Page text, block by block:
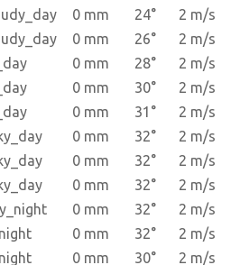
0 mm 24°
2 m/s
0 mm 26°
2 m/s
0 mm 28°
2 m/s
0 mm 30°
2 m/s
0 mm 31°
2 m/s
0 mm 32°
2 m/s
0 mm 32°
2 m/s
0 mm 32°
2 m/s
0 mm 32°
2 m/s
0 mm 32°
2 m/s
0 mm 30°
2 m/s